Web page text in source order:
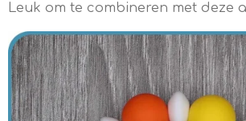
Leuk om te combineren met deze